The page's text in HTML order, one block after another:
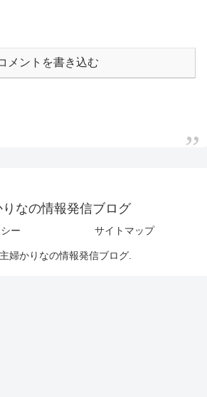
メントを書き込む
りなの情報発信ブログ
ー サイトマップ
婦かりなの情報発信ブログ.